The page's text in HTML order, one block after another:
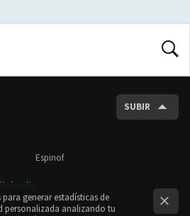
SUBIR
Espinof
generar estadísticas de
personalizada analizando tu